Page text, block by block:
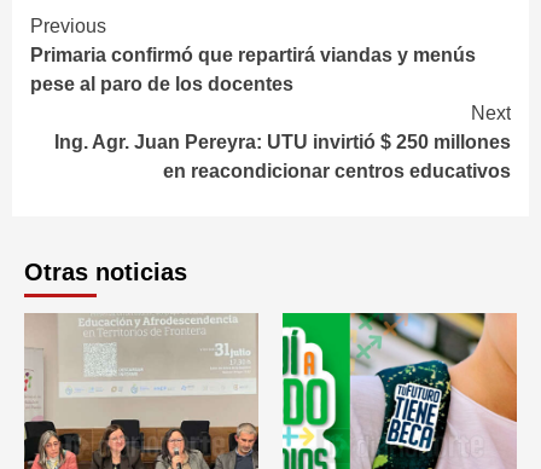
Continue
Reading
Previous
Primaria confirmó que repartirá viandas y menús
pese al paro de los docentes
Next
Ing. Agr. Juan Pereyra: UTU invirtió $ 250 millones
en reacondicionar centros educativos
Otras noticias